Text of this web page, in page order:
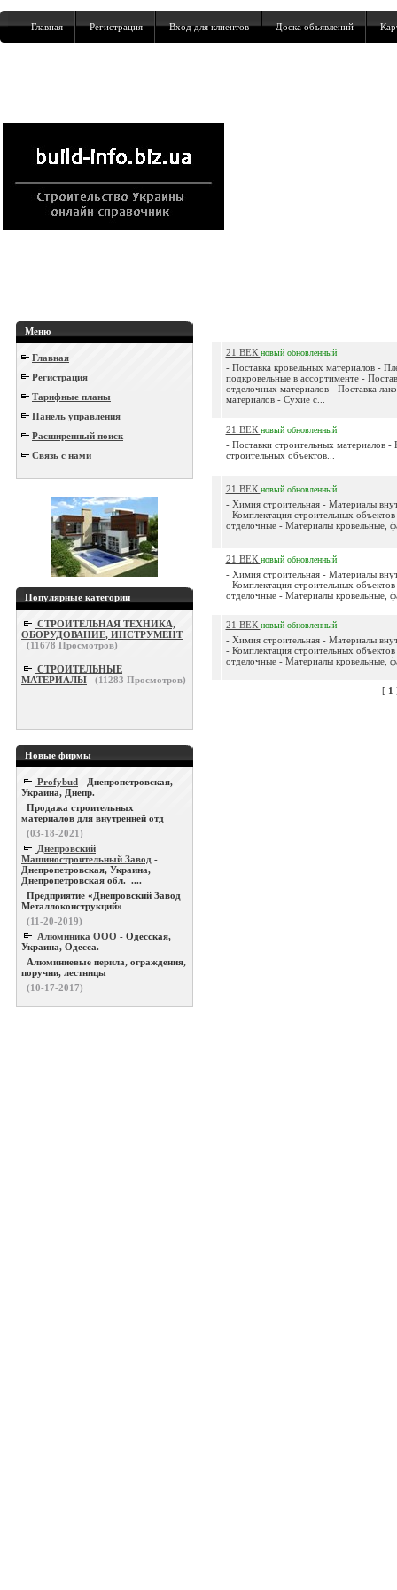
Главная Регистрация Вход для клиентов Доска объявлений
Меню
Главная
Регистрация
Тарифные планы
Панель управления
Расширенный поиск
Связь с нами
Популярные категории
СТРОИТЕЛЬНАЯ ТЕХНИКА,
ОБОРУДОВАНИЕ, ИНСТРУМЕНТ
(11678 Просмотров)
СТРОИТЕЛЬНЫЕ
МАТЕРИАЛЫ
(11283 Просмотров)
Новые фирмы
Profybud - Днепропетровская,
Украина, Днепр.
Продажа строительных
материалов для внутренней отд
(03-18-2021)
Днепровский
Машиностроительный Завод -
Днепропетровская, Украина,
Днепропетровская обл. ....
Предприятие «Днепровский Завод
Металлоконструкций»
(11-20-2019)
Алюминика ООО - Одесская,
Украина, Одесса.
Алюминиевые перила, ограждения,
поручни, лестницы
(10-17-2017)
21 ВЕК новый обновленный
- Поставка кровельных материалов -
подкровельные в ассортименте -
отделочных материалов - Поставка
материалов - Сухие с...
21 ВЕК новый обновленный
- Поставки строительных материалов -
строительных объектов...
21 ВЕК новый обновленный
- Химия строительная - Материалы
- Комплектация строительных
отделочные - Материалы кровельные,
21 ВЕК новый обновленный
- Химия строительная - Материалы
- Комплектация строительных
отделочные - Материалы кровельные,
21 ВЕК новый обновленный
- Химия строительная - Материалы
- Комплектация строительных
отделочные - Материалы кровельные,
[ 1